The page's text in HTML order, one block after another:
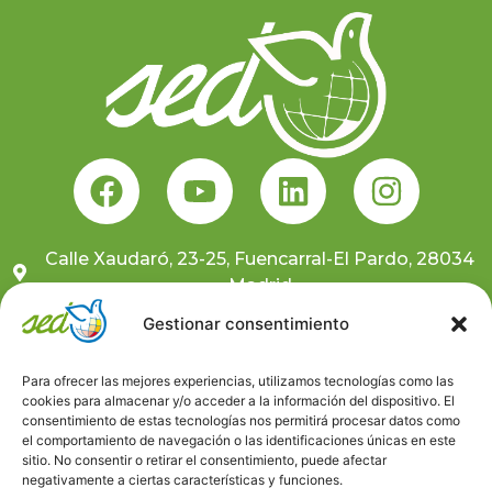
Gestionar consentimiento
Para ofrecer las mejores experiencias, utilizamos tecnologías como las
cookies para almacenar y/o acceder a la información del dispositivo. El
consentimiento de estas tecnologías nos permitirá procesar datos como
el comportamiento de navegación o las identificaciones únicas en este
sitio. No consentir o retirar el consentimiento, puede afectar
negativamente a ciertas características y funciones.
Calle Xaudaró, 23-25, Fuencarral-El Pardo, 28034
Madrid
681 10 59 91
Suscríbete a nuestra newsletter
Canal ético